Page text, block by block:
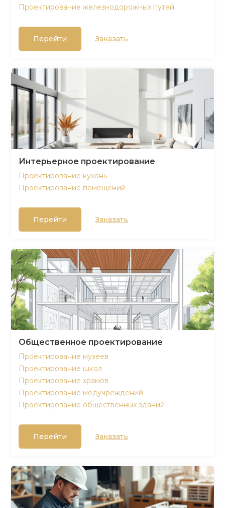
Проектирование железнодорожных путей
Перейти Заказать
Интерьерное проектирование
Проектирование кухонь
Проектирование помещений
Перейти Заказать
Общественное проектирование
Проектирование музеев
Проектирование школ
Проектирование храмов
Проектирование медучреждений
Проектирование общественных зданий
Перейти Заказать